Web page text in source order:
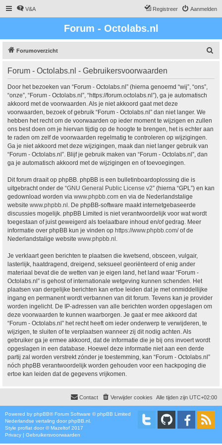
V&A Aanmelden
Registreer
Forum - Octolabs.nl
Forumoverzicht
Forum - Octolabs.nl - Gebruikersvoorwaarden
Door het bezoeken van “Forum - Octolabs.nl” (hierna genoemd “wij”, “ons”,
“onze”, “Forum - Octolabs.nl”, “https://forum.octolabs.nl”), ga je automatisch
akkoord met de voorwaarden. Als je niet akkoord gaat met deze
voorwaarden, bezoek of gebruik “Forum - Octolabs.nl” dan niet langer. We
hebben het recht om de voorwaarden op ieder moment te wijzigen en zullen
ons best doen om je hiervan tijdig op de hoogte te brengen, het is echter aan
te raden om zelf de voorwaarden regelmatig te controleren op wijzigingen.
Ga je niet akkoord met deze wijzigingen, maak dan niet langer gebruik van
“Forum - Octolabs.nl”. Blijf je gebruik maken van “Forum - Octolabs.nl”, dan
ga je automatisch akkoord met de wijzigingen en of toevoegingen.
Dit forum draait op phpBB. phpBB is een bulletinboardoplossing die is
uitgebracht onder de “GNU General Public License v2” (hierna “GPL”) en kan
gedownload worden via www.phpbb.com en via de Nederlandstalige
website www.phpbb.nl . De phpBB-software maakt internetgebaseerde
discussies mogelijk. phpBB Limited is niet verantwoordelijk voor wat wordt
toegestaan of juist geweigerd als toelaatbare inhoud en/of gedrag. Meer
informatie over phpBB kun je vinden op https://www.phpbb.com/of de
Nederlandstalige website www.phpbb.nl .
Je verklaart geen berichten te plaatsen die kwetsend, obsceen, vulgair,
lasterlijk, haatdragend, dreigend, seksueel georiënteerd of enig ander
materiaal bevat die de wetten van je eigen land, het land waar “Forum -
Octolabs.nl” is gehost of internationale wetgeving kunnen schenden. Het
plaatsen van dergelijke berichten kan ertoe leiden dat je met onmiddellijke
ingang en permanent wordt verbannen van dit forum. Tevens kan je provider
worden ingelicht. De IP-adressen van alle berichten worden opgeslagen om
deze voorwaarden te kunnen waarborgen. Je gaat er mee akkoord dat
“Forum - Octolabs.nl” het recht heeft om ieder onderwerp te verwijderen, te
wijzigen, te sluiten of te verplaatsen wanneer zij dit nodig achten. Als
gebruiker ga je ermee akkoord, dat de informatie die je bij ons invoert wordt
opgeslagen in een database. Hoewel deze informatie niet aan een derde
partij zal worden verstrekt zónder je toestemming, kan “Forum - Octolabs.nl”
nóch phpBB verantwoordelijk worden gehouden voor een hackpoging die
ertoe kan leiden dat de gegevens vrijkomen.
Alle tijden zijn UTC+02:00
Verwijder cookies
Contact
Powered by phpBB® Forum Software © phpBB Limited
Nederlandse vertaling door phpBB.nl
Style proflat door ©Mazeltof 2017
Privacy | Gebruikersvoorwaarden